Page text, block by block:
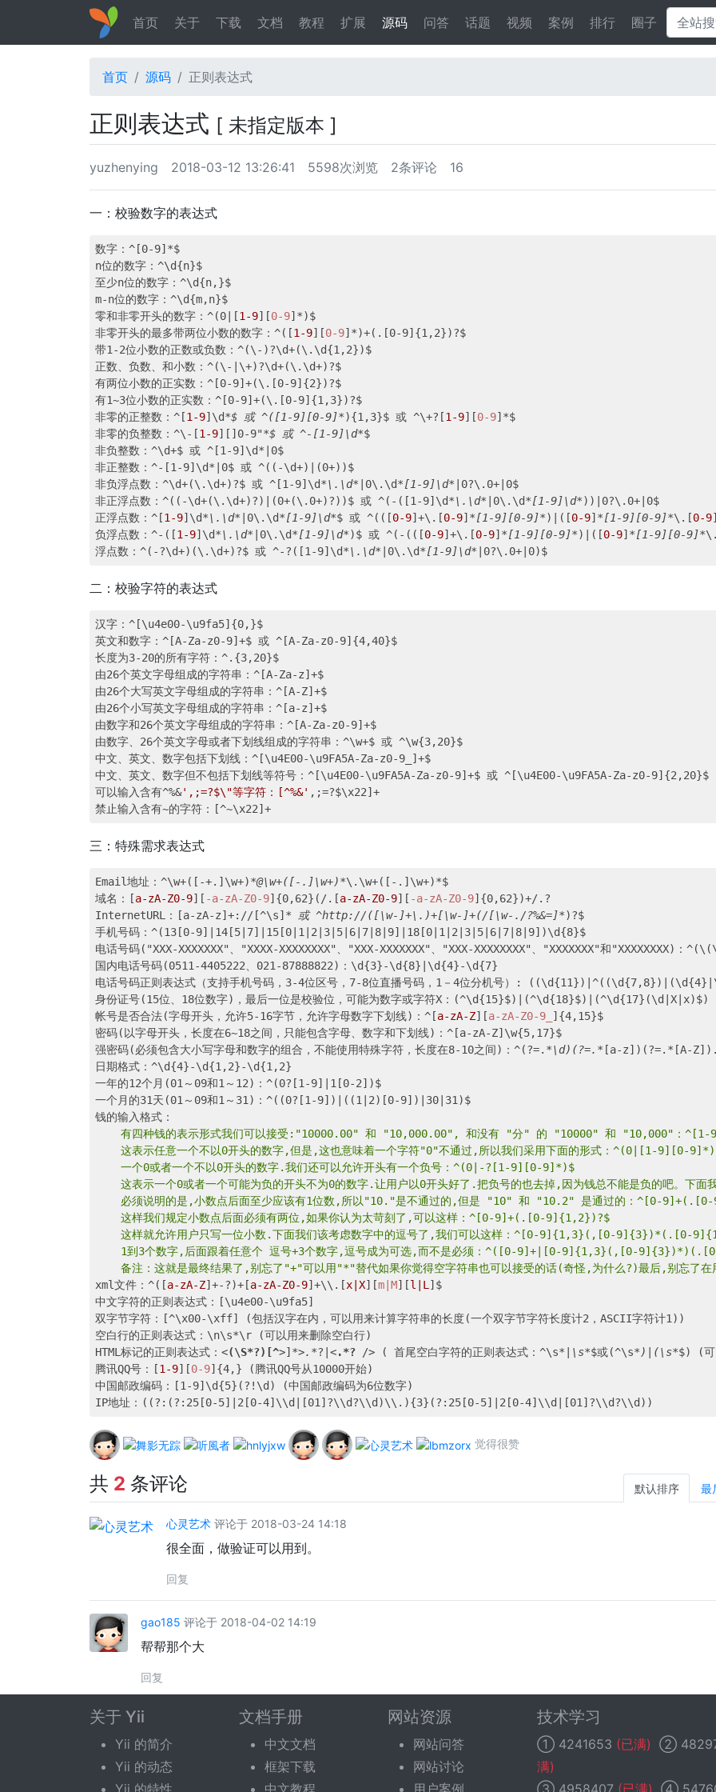
首页 关于 下载 文档 教程 扩展 源码 问答 话题 视频 案例 排行 圈子
首页 源码 正则表达式
正则表达式 [ 未指定版本 ]
yuzhenying 2018-03-12 13:26:41 5598次浏览 2条评论 16
一：校验数字的表达式
数字：^[0-9]*$
n位的数字：^\d{n}$
至少n位的数字：^\d{n,}$
m-n位的数字：^\d{m,n}$
零和非零开头的数字：^(0|[1-9][0-9]*)$
非零开头的最多带两位小数的数字：^([1-9][0-9]*)+(.[0-9]{1,2})?$
带1-2位小数的正数或负数：^(\-)?\d+(\.\d{1,2})$
正数、负数、和小数：^(\-|\+)?\d+(\.\d+)?$
有两位小数的正实数：^[0-9]+(\.[0-9]{2})?$
有1~3位小数的正实数：^[0-9]+(\.[0-9]{1,3})?$
非零的正整数：^[1-9]\d*$ 或 ^([1-9][0-9]*){1,3}$ 或 ^\+?[1-9][0-9]*$
非零的负整数：^\-[1-9][ ]0-9"*$ 或 ^-[1-9]\d*$
非负整数：^\d+$ 或 ^[1-9]\d*|0$
非正整数：^-[1-9]\d*|0$ 或 ^((-\d+)|(0+))$
非负浮点数：^\d+(\.\d+)?$ 或 ^[1-9]\d*\.\d* |0\.\d*[1-9]\d* |0?\.0+|0$
非正浮点数：^((-\d+(\.\d+)?)|(0+(\.0+)?))$ 或 ^(-([1-9]\d*\.\d* |0\.\d*[1-9]\d*))|0?\.0+|0$
正浮点数：^[1-9]\d*\.\d* |0\.\d*[1-9]\d*$ 或 ^(([0-9]+\.[0-9] *[1-9][0-9]*)|([0-9] *[1-9][0-9]*\.[0-9
负浮点数：^-([1-9]\d*\.\d* |0\.\d*[1-9]\d*)$ 或 ^(-(([0-9]+\.[0-9] *[1-9][0-9]*)|([0-9] *[1-9][0-9]*
浮点数：^(-?\d+)(\.\d+)?$ 或 ^-?([1-9]\d*\.\d* |0\.\d*[1-9]\d*
二：校验字符的表达式
汉字：^[\u4e00-\u9fa5]{0,}$
英文和数字：^[A-Za-z0-9]+$ 或 ^[A-Za-z0-9]{4,40}$
长度为3-20的所有字符：^.{3,20}$
由26个英文字母组成的字符串：^[A-Za-z]+$
由26个大写英文字母组成的字符串：^[A-Z]+$
由26个小写英文字母组成的字符串：^[a-z]+$
由数字和26个英文字母组成的字符串：^[A-Za-z0-9]+$
由数字、26个英文字母或者下划线组成的字符串：^\w+$ 或 ^\w{3,20}$
中文、英文、数字包括下划线：^[\u4E00-\u9FA5A-Za-z0-9_]+$
中文、英文、数字但不包括下划线等符号：^[\u4E00-\u9FA5A-Za-z0-9]+$ 或 ^[\u4E00-\u9FA5A-Za-z0-9]{2,20}$
可以输入含有^%&',;=?$\"等字符：[^%&' ,;=?$\x22]+
三：特殊需求表达式
Email地址：^\w+([-+.]\w+)*@\w+([-.]\w+)*\.\w+([-.]\w+)*$
域名：[a-zA-Z0-9][ -a-zA-Z0-9]{0,62}(/.[a-zA-Z0-9][ -a-zA-Z0-9]{0,62})+/.?
InternetURL：[a-zA-z]+://[^\s] * 或 ^http://([\w-]+\.)+[\w-]+(/[\w-./?%&=]*)?$
手机号码：^(13[0-9]|14[5|7]|15[0|1|2|3|5|6|7|8|9]|18[0|1|2|3|5|6|7|8|9])\d{8}$
电话号码("XXX-XXXXXXX"、"XXXX-XXXXXXXX"、"XXX-XXXXXXX"、"XXX-XXXXXXXX"、"XXXXXXX"和
国内电话号码(0511-4405222、021-87888822)：\d{3}-\d{8}|\d{4}-\d{7}
电话号码正则表达式（支持手机号码，3-4位区号，7-8位直播号码，1－4位分机号）:
身份证号(15位、18位数字)，最后一位是校验位，可能为数字或字符X：(^\d{15}$)|(^\d{18}$)|(^\d{17}(\d|X|x)$)
帐号是否合法(字母开头，允许5-16字节，允许字母数字下划线)：^[a-zA-Z][a-zA-Z0-9_
]{4,15}$
密码(以字母开头，长度在6~18之间，只能包含字母、数字和下划线)：^[a-zA-Z]\w{5,17}$
强密码(必须包含大小写字母和数字的组合，不能使用特殊字符，长度在8-10之间)：^(?=. *\d)(?=.* [a-z])(?=.*[A-
日期格式：^\d{4}-\d{1,2}-\d{1,2}
一年的12个月(01～09和1～12)：^(0?[1-9]|1[0-2])$
一个月的31天(01～09和1～31)：^((0?[1-9])|((1|2)[0-9])|30|31)$
有四种钱的表示形式我们可以接受:"10000.00" 和 "10,000.00", 和没有 "分" 的 "10000" 和 "10,000"：
这表示任意一个不以0开头的数字,但是,这也意味着一个字符"0"不通过,所以我们采用下面的形式：^(0|[1-9][0-
    一个0或者一个不以0开头的数字.我们还可以允许开头有一个负号：^(0|-?[1-9][0-9]*)$
这表示一个0或者一个可能为负的开头不为0的数字.让用户以0开头好了.把负号的也去掉,因为钱总不能是负的吧。下
必须说明的是,小数点后面至少应该有1位数,所以"10."是不通过的,但是 "10" 和 "10.2" 是通过的：^[0-
    这样我们规定小数点后面必须有两位,如果你认为太苛刻了,可以这样：^[0-9]+(.[0-9]{1,2})?$
这样就允许用户只写一位小数.下面我们该考虑数字中的逗号了,我们可以这样：^[0-9]{1,3}(,[0-9]{3})*(.[0-
1到3个数字,后面跟着任意个 逗号+3个数字,逗号成为可选,而不是必须：^([0-9]+|[0-9]{1,3}(,[0-
备注：这就是最终结果了,别忘了"+"可以用"*"替代如果你觉得空字符串也可以接受的话(奇怪,为什么?)最后,别忘了
xml文件：^([a-zA-Z]+-?)+[a-zA-Z0-9]+\\.[x|X][m|M][l|L ]$
中文字符的正则表达式：[\u4e00-\u9fa5]
双字节字符：[^\x00-\xff] (包括汉字在内，可以用来计算字符串的长度(一个双字节字符长度计2，ASCII字符计1))
空白行的正则表达式：\n\s*\r (可以用来删除空白行)
HTML标记的正则表达式： <(\S*?)[^>] *>.*?| <.*? /> ( 首尾空白字符的正则表达式：^\s*|\s*$或(^\s*)|(\s*$) (可
腾讯QQ号：[1-9][0-9]{4,} (腾讯QQ号从10000开始)
中国邮政编码：[1-9]\d{5}(?!\d) (中国邮政编码为6位数字)
觉得很赞
共 2 条评论 默认排序 最
心灵艺术 评论于 2018-03-24 14:18
很全面，做验证可以用到。
回复
gao185 评论于 2018-04-02 14:19
帮帮那个大
回复
发表评论
您需要登录后才可以评论。 登录| 立即注册
关于 Yii
Yii 的简介
Yii 的动态
Yii 的特性
文档手册
中文文档
框架下载
中文教程
网站资源
网站问答
网站讨论
用户案例
技术学习
① 4241653 (已满) ②
满)
③ 4958407 (已满) ④